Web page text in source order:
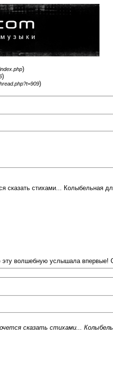
)
)
)
сказать стихами... Колыбельная
волшебную услышала впервые!
сказать стихами...